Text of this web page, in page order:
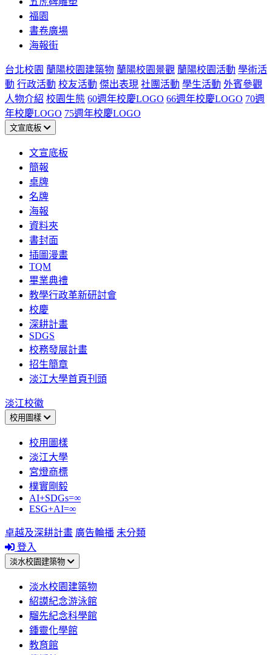
福園
書卷廣場
海報街
台北校園 蘭陽校園建築物 蘭陽校園景觀 蘭陽校園活動 學術活
動 行政活動 校友活動 傑出表現 社團活動 學生活動 外賓參觀
人物介紹 校園生態 60週年校慶LOGO 66週年校慶LOGO 70週
年校慶LOGO 75週年校慶LOGO
文宣底板
文宣底板
簡報
桌牌
名牌
海報
資料夾
書封面
插圖漫畫
TQM
畢業典禮
教學行政革新研討會
校慶
深耕計畫
SDGS
校務發展計畫
招生簡章
淡江大學首頁刊頭
淡江校徽
校用圖樣
校用圖樣
淡江大學
宮燈商標
樸實剛毅
AI+SDGs=∞
ESG+AI=∞
卓越及深耕計畫 廣告輪播 未分類
登入
淡水校園建築物
淡水校園建築物
紹謨紀念游泳館
騮先紀念科學館
鍾靈化學館
教育館